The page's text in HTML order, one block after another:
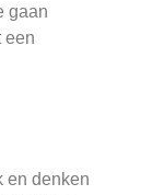
gaan
een
en denken